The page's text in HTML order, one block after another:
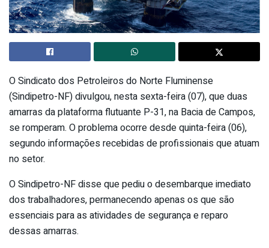
O Sindicato dos Petroleiros do Norte Fluminense
(Sindipetro-NF) divulgou, nesta sexta-feira (07), que duas
amarras da plataforma flutuante P-31, na Bacia de Campos,
se romperam. O problema ocorre desde quinta-feira (06),
segundo informações recebidas de profissionais que atuam
no setor.
O Sindipetro-NF disse que pediu o desembarque imediato
dos trabalhadores, permanecendo apenas os que são
essenciais para as atividades de segurança e reparo
dessas amarras.